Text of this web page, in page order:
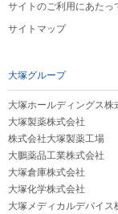
サイトのご利用にあたっ
サイトマップ
大塚グループ
大塚ホールディングス株
大塚製薬株式会社
株式会社大塚製薬工場
大鵬薬品工業株式会社
大塚倉庫株式会社
大塚化学株式会社
大塚メディカルデバイス